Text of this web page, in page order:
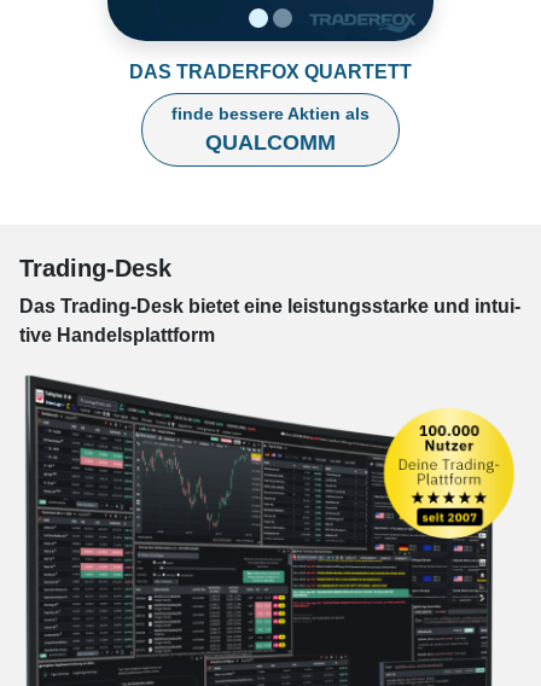
DAS TRADERFOX QUARTETT
finde bessere Aktien als
QUALCOMM
Trading-Desk
Das Trading-Desk bie­tet eine leis­tungs­star­ke und in­tui­
tive Han­dels­platt­form